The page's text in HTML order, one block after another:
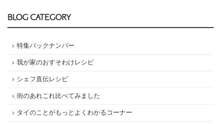
BLOG CATEGORY
特集バックナンバー
我が家のおすそわけレシピ
シェフ直伝レシピ
街のあれこれ比べてみました
タイのことがもっとよくわかるコーナー